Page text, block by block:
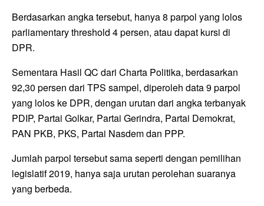
Berdasarkan angka tersebut, hanya 8 parpol yang lolos
parliamentary threshold 4 persen, atau dapat kursi di
DPR.
Sementara Hasil QC dari Charta Politika, berdasarkan
92,30 persen dari TPS sampel, diperoleh data 9 parpol
yang lolos ke DPR, dengan urutan dari angka terbanyak
PDIP, Partai Golkar, Partai Gerindra, Partai Demokrat,
PAN PKB, PKS, Partai Nasdem dan PPP.
Jumlah parpol tersebut sama seperti dengan pemilihan
legislatif 2019, hanya saja urutan perolehan suaranya
yang berbeda.